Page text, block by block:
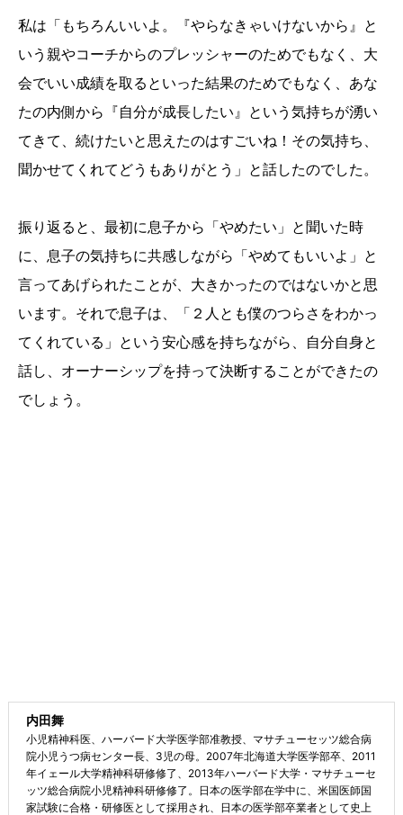
私は「もちろんいいよ。『やらなきゃいけないから』と
いう親やコーチからのプレッシャーのためでもなく、大
会でいい成績を取るといった結果のためでもなく、あな
たの内側から『自分が成長したい』という気持ちが湧い
てきて、続けたいと思えたのはすごいね！その気持ち、
聞かせてくれてどうもありがとう」と話したのでした。
振り返ると、最初に息子から「やめたい」と聞いた時
に、息子の気持ちに共感しながら「やめてもいいよ」と
言ってあげられたことが、大きかったのではないかと思
います。それで息子は、「２人とも僕のつらさをわかっ
てくれている」という安心感を持ちながら、自分自身と
話し、オーナーシップを持って決断することができたの
でしょう。
内田舞
小児精神科医、ハーバード大学医学部准教授、マサチューセッツ総合病
院小児うつ病センター長、3児の母。2007年北海道大学医学部卒、2011
年イェール大学精神科研修修了、2013年ハーバード大学・マサチューセ
ッツ総合病院小児精神科研修修了。日本の医学部在学中に、米国医師国
家試験に合格・研修医として採用され、日本の医学部卒業者として史上